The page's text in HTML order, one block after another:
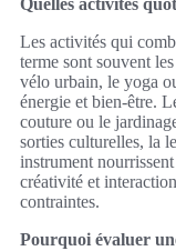
Quelles activités
Les activités qui
terme sont souvent
vélo urbain, le yoga
énergie et bien-être.
couture ou le
sorties culturelles, la
instrument
créativité et
contraintes.
Pourquoi évaluer